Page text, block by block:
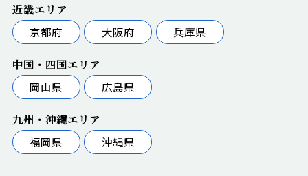
近畿エリア
京都府
大阪府 兵庫県
中国・四国エリア
岡山県
広島県
九州・沖縄エリア
福岡県
沖縄県